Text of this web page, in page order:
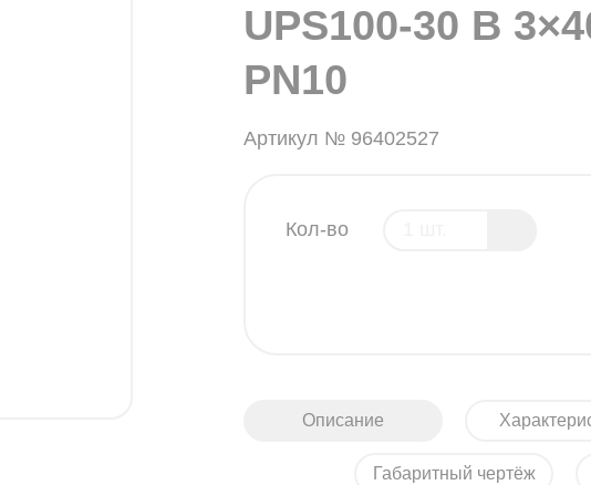
UPS100-30 B
PN10
Артикул № 96402527
Кол-во
Описание
Габаритный чертёж